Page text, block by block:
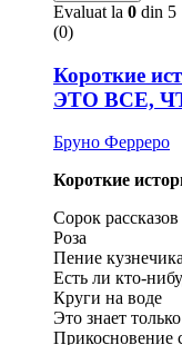
Evaluat la 0 din 5
(0)
Короткие
ЭТО ВСЕ,
Бруно Ферреро
Короткие
Сорок
Роза
Пение кузнечика
Есть ли кто-
Круги на воде
Это знает
Прикосновение